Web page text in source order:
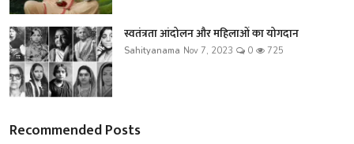
स्वतंत्रता आंदोलन और महिलाओं का योगदान
Sahityanama Nov 7, 2023 0 725
Recommended Posts